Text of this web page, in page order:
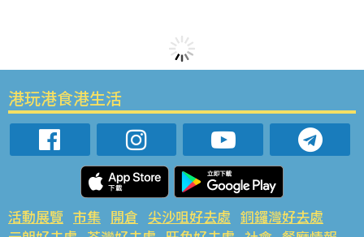
港玩港食港生活
活動展覽 市集 開倉 尖沙咀好去處 銅鑼灣好去處